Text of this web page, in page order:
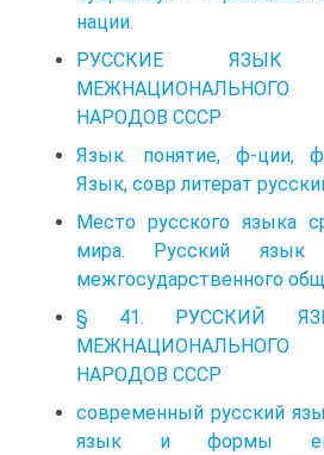
нации.
РУССКИЕ
НАРОДОВ СССР
Язык. понятие, ф-ции,
Язык, совр литерат
Место русского языка
мира. Русский язык
межгосударственного
§ 41. РУССКИЙ
НАРОДОВ СССР
современный русский
язык и формы его